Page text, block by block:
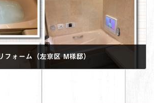
ォーム（左京区 M様邸）